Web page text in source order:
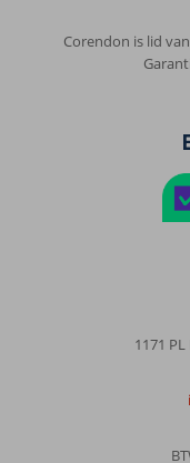
Corendon is lid
1171